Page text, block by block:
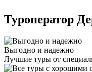
Туроператор
Выгодно и надежно
Лучшие туры от